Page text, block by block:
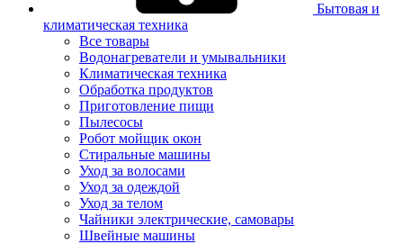
Бытовая и
климатическая техника
Все товары
Водонагреватели и умывальники
Климатическая техника
Обработка продуктов
Приготовление пищи
Пылесосы
Робот мойщик окон
Стиральные машины
Уход за волосами
Уход за одеждой
Уход за телом
Чайники электрические, самовары
Швейные машины